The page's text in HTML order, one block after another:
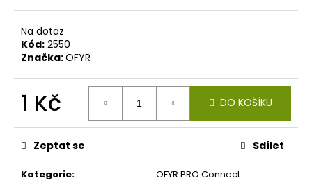
Na dotaz
Kód: 2550
Značka:OFYR
1 Kč
cena:
DO KOŠÍKU
Kategorie: OFYR PRO Connect
Zeptat se Sdílet
č
u
e